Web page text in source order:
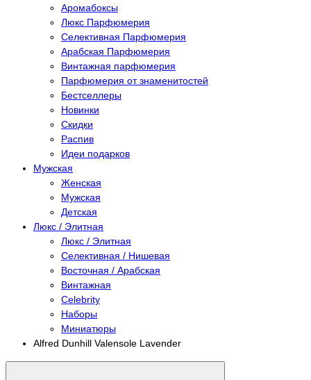
Аромабоксы
Люкс Парфюмерия
Селективная Парфюмерия
Арабская Парфюмерия
Винтажная парфюмерия
Парфюмерия от знаменитостей
Бестселлеры
Новинки
Скидки
Распив
Идеи подарков
Мужская
Женская
Мужская
Детская
Люкс / Элитная
Люкс / Элитная
Селективная / Нишевая
Восточная / Арабская
Винтажная
Celebrity
Наборы
Миниатюры
Alfred Dunhill Valensole Lavender